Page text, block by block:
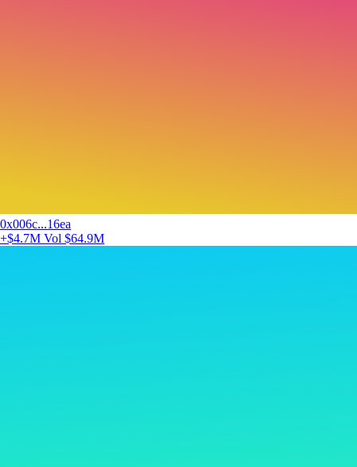
0x006c...16ea
+$4.7M Vol $64.9M